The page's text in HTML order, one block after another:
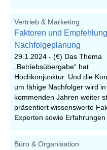
Vertrieb & Marketing
Faktoren und
Nachfolgeplanung
29.1.2024 - (€) Das Thema
„Betriebsübergabe“ hat
Hochkonjunktur. Und die
um fähige Nachfolger wird
kommenden Jahren weiter
präsentiert wissenswerte
Experten sowie Erfahrungen
Büro & Organisation